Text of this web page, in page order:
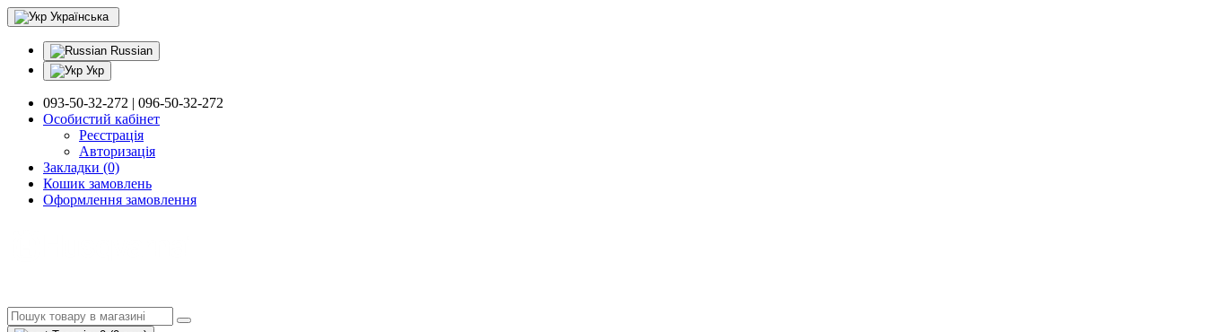
Українська
Russian
Укр
093-50-32-272 | 096-50-32-272
Особистий кабінет
Реєстрація
Авторизація
Закладки (0)
Кошик замовлень
Оформлення замовлення